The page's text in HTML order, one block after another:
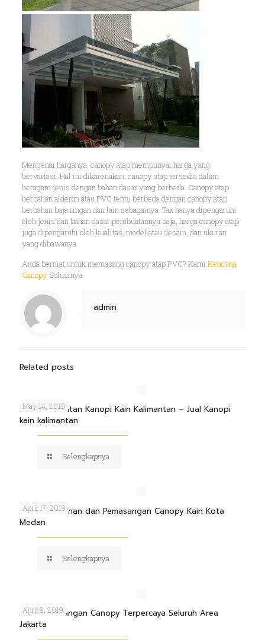
Mengenai harganya, canopy atap mempunyai harga yang
bervariasi. Hal ini dikarenakan, canopy atap tersedia dalam
beragam jenis dengan bahan dasar yang berbeda. Canopy atap
berbahan alderon atau PVC tentu berbeda dengan canopy atap
berbahan baja ringan dan lain sebagainya. Tak hanya dipengaruhi
oleh jenis dan bahan dasar pembuatannya saja, harga canopy atap
juga dipengaruhi oleh kualitas, model atau desain, dan ukuran
yang dibawanya.
Anda berniat untuk memasang canopy atap PVC? Kami Kencana
CanopySolusinya.
admin
Related posts
May 14, 2019
Jasa Pembuatan Kanopi Kain Kalimantan – Jual Kanopi
kain kalimantan
Selengkapnya
April 17, 2019
Jasa Pemesanan dan Pemasangan Canopy Kain Kota
Medan
Selengkapnya
April 9, 2019
Jasa Pemasangan Canopy Terpercaya Seluruh Area
Jakarta